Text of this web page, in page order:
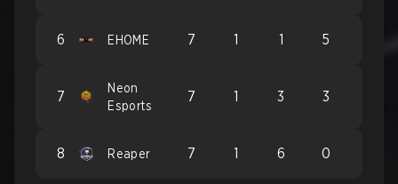
6 EHOME 7 1 1 5
7
Neon
Esports
7 1 3 3
8 Reaper 7 1 6 0